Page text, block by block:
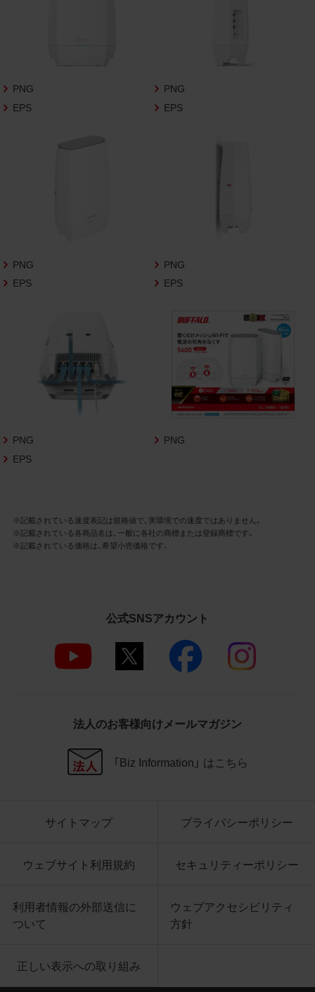
されることがあります。各データをダウン
ロードする際には最新の規約をご確認くだ
商品写真データ利用規約
等の一切の権利が当社に帰属することに同
当社商品の販売活動（中古による販売の場
の報道・解説に利用する場合に限り商品写
真データを複製、送信可能化して利用でき
除き、上記の目的、利用方法以外に商品写真
データを利用することはできません。
3.遵守事項
お客様は、商品写真データの利用に際し、次
の各号に掲げる事項を遵守するものとしま
商品写真データの全部又は一部の譲
等）を併記する等の方法により、商品
写真データに表示されている商品が、
当社の商品であることを特定できる
それらを除去しないこと
商品写真データを当社HPのトップ
ページ以外のサイトとのリンクとし
て利用しないこと
商品写真データを他社のロゴ又は他
利用を行わないこと
いと看者が判断することを困難とす
るような態様で、商品写真データを利
4.免責事項
適合性、有用性、最新性、第三者権利の非侵
て発生した一切の損害について、当社はそ
の賠償の責任を負いません。また、商品写
を中止することがありますのでご了承くだ
さい。
PNG
EPS
PNG
EPS
PNG
EPS
PNG
EPS
PNG
EPS
PNG
※記載されている速度表記は規格値で、実環境での速度ではありません。
※記載されている各商品名は、一般に各社の商標または登録商標です。
※記載されている価格は、希望小売価格です。
公式SNSアカウント
法人のお客様向けメールマガジン
「Biz Information」 はこちら
サイトマップ プライバシーポリシー
ウェブサイト利用規約 セキュリティーポリシー
利用者情報の外部送信に
ついて
ウェブアクセシビリティ
方針
正しい表示への取り組み